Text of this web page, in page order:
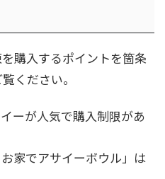
購入するポイントを箇条
ください。
ーが人気で購入制限があ
家でアサイーボウル」は